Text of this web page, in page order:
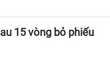
15 vòng bỏ phiếu